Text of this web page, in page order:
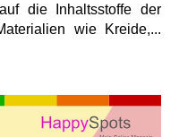
die Inhaltsstoffe der
wie Kreide,...